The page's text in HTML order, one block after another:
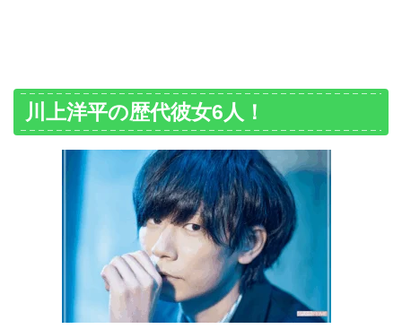
川上洋平の歴代彼女6人！